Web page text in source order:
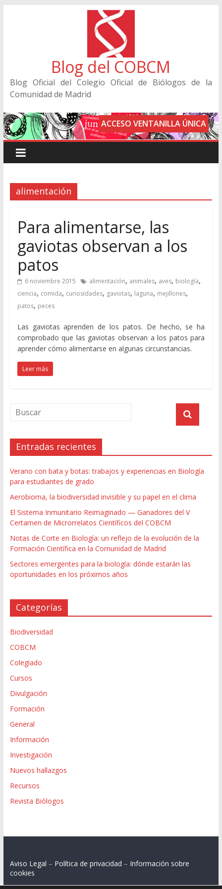
Blog del COBCM
Blog Oficial del Colegio Oficial de Biólogos de la
Comunidad de Madrid
ACCESO VENTANILLA ÚNICA
alimentación
Para alimentarse, las
gaviotas observan a los
patos
6 noviembre 2015 alimentación, animales, aves, biología,
ciencia, comida, curiosidades, gaviotas, laguna, mejillones,
patos, peces
Las gaviotas aprenden de los patos. De hecho, se ha
comprobado que las gaviotas observan a los patos para
aprender cómo alimentarse en algunas circunstancias.
Leer más
Entradas recientes
Verano con bata y botas: trabajos y experiencias en Biología
para estudiantes de grado
Aerobioma, la biodiversidad invisible y su papel en el clima
El Sistema Inmunitario Reimaginado — Ganadores del V
Certamen de Microrrelatos Científicos del COBCM
Notas de Corte en Biología: un reflejo de la evolución de la
Formación Científica en la Comunidad de Madrid
Sectores emergentes para la biología: dónde estarán las
oportunidades en los próximos años
Categorías
Biodiversidad
COBCM
Colegiado
Cursos
Divulgación
Formación
General
Información
Investigación
Nuevos hallazgos
Recursos
Revista Biólogos
Aviso Legal – Política de privacidad – Información sobre
cookies